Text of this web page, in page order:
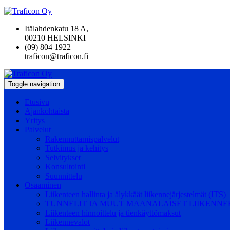
Itälahdenkatu 18 A,
00210 HELSINKI
(09) 804 1922
traficon@traficon.fi
Toggle navigation
Etusivu
Ajankohtaista
Yritys
Palvelut
Rakennuttamispalvelut
Tutkimus ja kehitys
Selvitykset
Konsultointi
Suunnittelu
Osaaminen
Liikenteen hallinta ja älykkäät liikennejärjestelmät (ITS)
TUNNELIT JA MUUT MAANALAISET
Liikenteen hinnoittelu ja tienkäyttömaksut
Liikennevalot